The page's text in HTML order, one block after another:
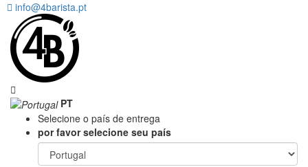
info@4barista.pt
PT
Selecione o país de entrega
por favor selecione seu país